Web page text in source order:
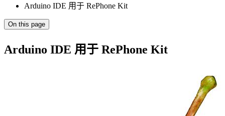
Arduino IDE 用于 RePhone Kit
On this page
Arduino IDE 用于 RePhone Kit